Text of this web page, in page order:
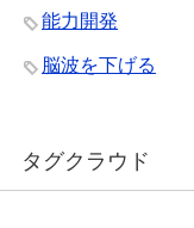
能力開発
脳波を下げる
タグクラウド